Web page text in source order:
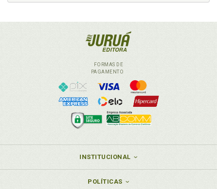
FORMAS DE
PAGAMENTO
INSTITUCIONAL
POLÍTICAS